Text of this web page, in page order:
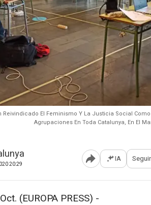
Reivindicado El Feminismo Y La Justicia Social
Agrupaciones En Toda Catalunya, En El
20:29 Abrir opciones
IA
(EUROPA PRESS) -